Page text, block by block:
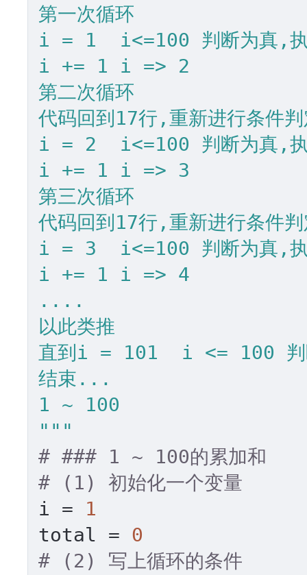
第一次循环
i = 1  i<=100 判断为真,
i += 1 i => 2
第二次循环
代码回到17行,重新进行条件
i = 2  i<=100 判断为真,
i += 1 i => 3
第三次循环
代码回到17行,重新进行条件
i = 3  i<=100 判断为真,
i += 1 i => 4
....
以此类推
直到i = 101  i <= 100
结束...
1 ~ 100
"""
# ### 1 ~ 100的累加和
# (1) 初始化一个变量
i = 1
total = 0
# (2) 写上循环的条件